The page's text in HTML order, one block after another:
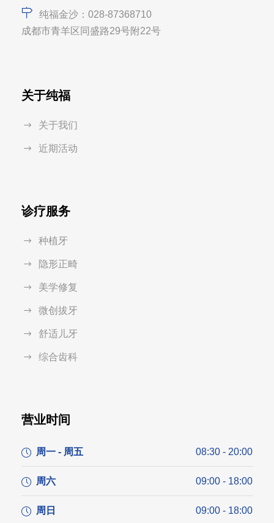
纯福金沙：028-87368710
成都市青羊区同盛路29号附22号
关于纯福
关于我们
近期活动
诊疗服务
种植牙
隐形正畸
美学修复
微创拔牙
舒适儿牙
综合齿科
营业时间
周一 - 周五 08:30 - 20:00
周六 09:00 - 18:00
周日 09:00 - 18:00